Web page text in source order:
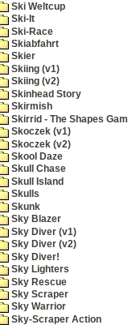
Ski Weltcup
Ski-It
Ski-Race
Skiabfahrt
Skier
Skiing (v1)
Skiing (v2)
Skinhead Story
Skirmish
Skirrid - The Shapes
Skoczek (v1)
Skoczek (v2)
Skool Daze
Skull Chase
Skull Island
Skulls
Skunk
Sky Blazer
Sky Diver (v1)
Sky Diver (v2)
Sky Diver!
Sky Lighters
Sky Rescue
Sky Scraper
Sky Warrior
Sky-Scraper Action